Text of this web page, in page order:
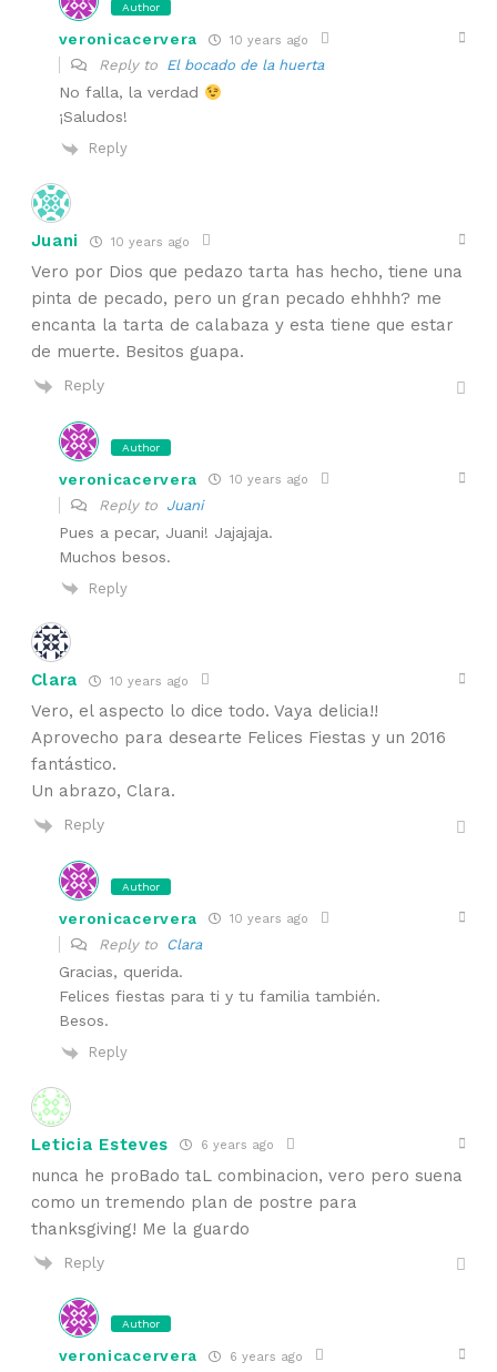
Author
veronicacervera 10 years ago
Reply to El bocado de la huerta
No falla, la verdad
¡Saludos!
Reply
Juani 10 years ago
Vero por Dios que pedazo tarta has hecho, tiene una
pinta de pecado, pero un gran pecado ehhhh? me
encanta la tarta de calabaza y esta tiene que estar
de muerte. Besitos guapa.
Reply
Author
veronicacervera 10 years ago
Reply to Juani
Pues a pecar, Juani! Jajajaja.
Muchos besos.
Reply
Clara 10 years ago
Vero, el aspecto lo dice todo. Vaya delicia!!
Aprovecho para desearte Felices Fiestas y un 2016
fantástico.
Un abrazo, Clara.
Reply
Author
veronicacervera 10 years ago
Reply to Clara
Gracias, querida.
Felices fiestas para ti y tu familia también.
Besos.
Reply
Leticia Esteves 6 years ago
nunca he proBado taL combinacion, vero pero suena
como un tremendo plan de postre para
thanksgiving! Me la guardo
Reply
Author
veronicacervera 6 years ago